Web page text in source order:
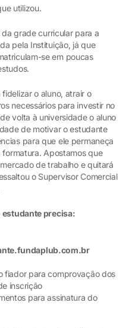
utilizou.
grade curricular para a
pela Instituição, já que
se em poucas
o aluno, atrair o
necessários para investir no
volta à universidade o aluno
de motivar o estudante
para que ele permaneça
formatura. Apostamos que
de trabalho e quitará
o Supervisor Comercial
estudante precisa:
fiador para comprovação dos
inscrição
para assinatura do